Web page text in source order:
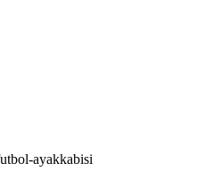
ayakkabisi